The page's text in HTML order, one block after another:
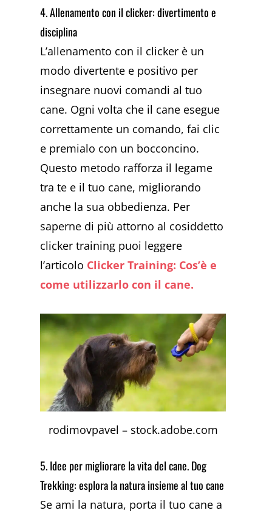
4. Allenamento con il clicker: divertimento e
disciplina
L’allenamento con il clicker è un
modo divertente e positivo per
insegnare nuovi comandi al tuo
cane. Ogni volta che il cane esegue
correttamente un comando, fai clic
e premialo con un bocconcino.
Questo metodo rafforza il legame
tra te e il tuo cane, migliorando
anche la sua obbedienza. Per
saperne di più attorno al cosiddetto
clicker training puoi leggere
l’articolo Clicker Training: Cos’è e
come utilizzarlo con il cane.
rodimovpavel – stock.adobe.com
5. Idee per migliorare la vita del cane. Dog
Trekking: esplora la natura insieme al tuo cane
Se ami la natura, porta il tuo cane a